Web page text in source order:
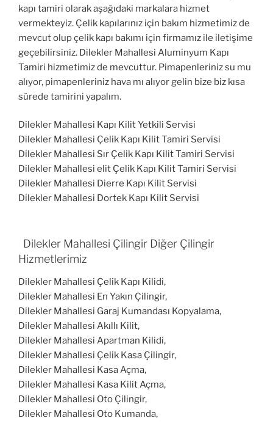
kapı tamiri olarak aşağıdaki markalara hizmet
vermekteyiz. Çelik kapılarınız için bakım hizmetimiz de
mevcut olup çelik kapı bakımı için firmamız ile iletişime
geçebilirsiniz. Dilekler Mahallesi Aluminyum Kapı
Tamiri hizmetimiz de mevcuttur. Pimapenleriniz su mu
alıyor, pimapenleriniz hava mı alıyor gelin bize biz kısa
sürede tamirini yapalım.
Dilekler Mahallesi Kapı Kilit Yetkili Servisi
Dilekler Mahallesi Çelik Kapı Kilit Tamiri Servisi
Dilekler Mahallesi Sır Çelik Kapı Kilit Tamiri Servisi
Dilekler Mahallesi elit Çelik Kapı Kilit Tamiri Servisi
Dilekler Mahallesi Dierre Kapı Kilit Servisi
Dilekler Mahallesi Dortek Kapı Kilit Servisi
Dilekler Mahallesi Çilingir Diğer Çilingir
Hizmetlerimiz
Dilekler Mahallesi Çelik Kapı Kilidi,
Dilekler Mahallesi En Yakın Çilingir,
Dilekler Mahallesi Garaj Kumandası Kopyalama,
Dilekler Mahallesi Akıllı Kilit,
Dilekler Mahallesi Apartman Kilidi,
Dilekler Mahallesi Çelik Kasa Çilingir,
Dilekler Mahallesi Kasa Açma,
Dilekler Mahallesi Kasa Kilit Açma,
Dilekler Mahallesi Oto Çilingir,
Dilekler Mahallesi Oto Kumanda,